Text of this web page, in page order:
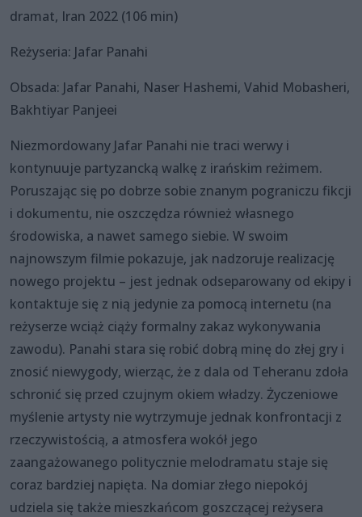
dramat, Iran 2022 (106 min)
Reżyseria: Jafar Panahi
Obsada: Jafar Panahi, Naser Hashemi, Vahid Mobasheri,
Bakhtiyar Panjeei
Niezmordowany Jafar Panahi nie traci werwy i
kontynuuje partyzancką walkę z irańskim reżimem.
Poruszając się po dobrze sobie znanym pograniczu fikcji
i dokumentu, nie oszczędza również własnego
środowiska, a nawet samego siebie. W swoim
najnowszym filmie pokazuje, jak nadzoruje realizację
nowego projektu – jest jednak odseparowany od ekipy i
kontaktuje się z nią jedynie za pomocą internetu (na
reżyserze wciąż ciąży formalny zakaz wykonywania
zawodu). Panahi stara się robić dobrą minę do złej gry i
znosić niewygody, wierząc, że z dala od Teheranu zdoła
schronić się przed czujnym okiem władzy. Życzeniowe
myślenie artysty nie wytrzymuje jednak konfrontacji z
rzeczywistością, a atmosfera wokół jego
zaangażowanego politycznie melodramatu staje się
coraz bardziej napięta. Na domiar złego niepokój
udziela się także mieszkańcom goszczącej reżysera